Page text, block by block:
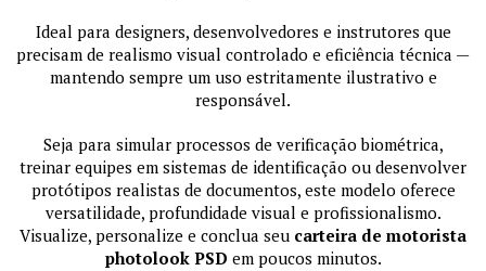
Ideal para designers, desenvolvedores e instrutores que
precisam de realismo visual controlado e eficiência técnica —
mantendo sempre um uso estritamente ilustrativo e
responsável.
Seja para simular processos de verificação biométrica,
treinar equipes em sistemas de identificação ou desenvolver
protótipos realistas de documentos, este modelo oferece
versatilidade, profundidade visual e profissionalismo.
Visualize, personalize e conclua seu carteira de motorista
photolook PSD em poucos minutos.